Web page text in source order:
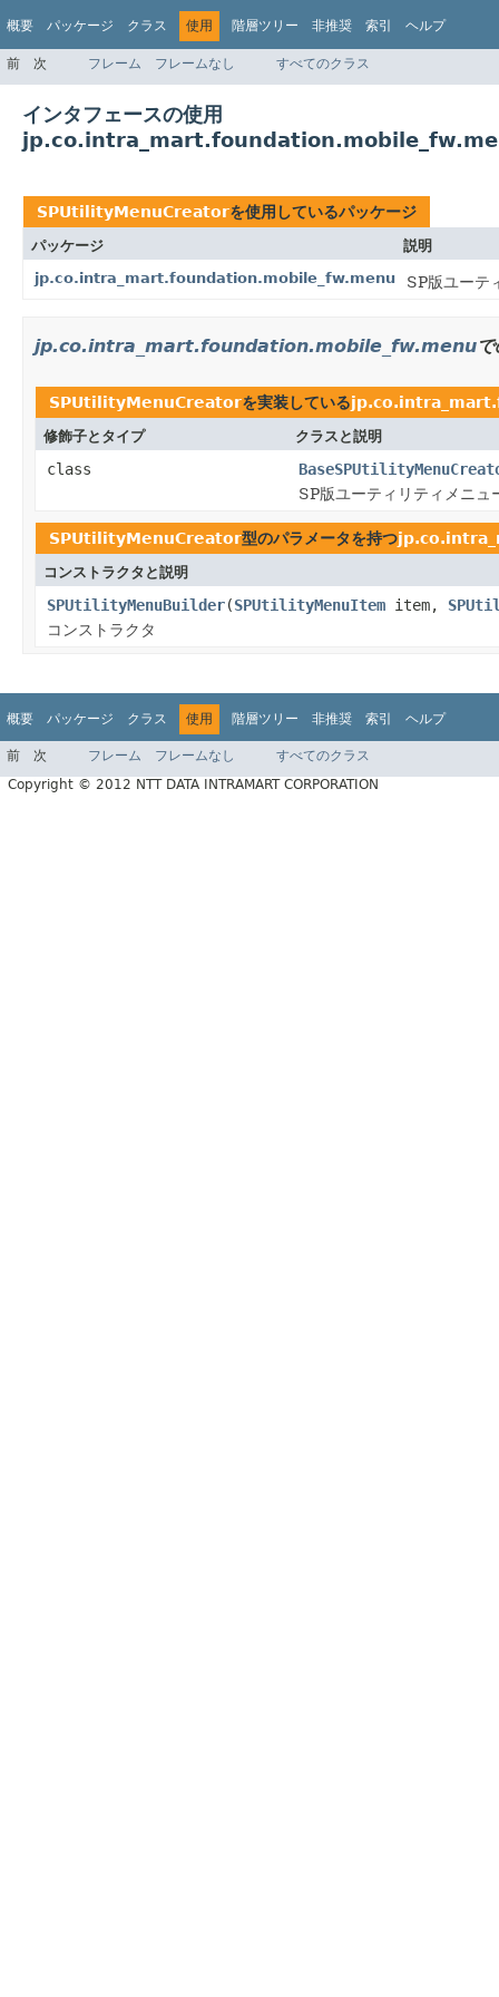
概要 パッケージ クラス 使用 階層ツリー 非推奨 索引 ヘルプ
前 次 フレーム フレームなし すべてのクラス
インタフェースの使用
SPUtilityMenuCreatorを使用しているパッケージ
パッケージ
説明
jp.co.intra_mart.foundation.mobile_fw.menu
SP版ユーテ
jp.co.intra_mart.foundation.mobile_fw.menu
SPUtilityMenuCreatorを実装している
修飾子とタイプ クラスと説明
class
SP版ユーティリティメニュ
SPUtilityMenuCreator型のパラメータを持つ
コンストラクタと説明
SPUtilityMenuBuilder(SPUtilityMenuItem item,
コンストラクタ
概要 パッケージ クラス 使用 階層ツリー 非推奨 索引 ヘルプ
前 次 フレーム フレームなし
すべてのクラス
Copyright © 2012 NTT DATA INTRAMART CORPORATION